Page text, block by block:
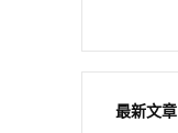
最新文章